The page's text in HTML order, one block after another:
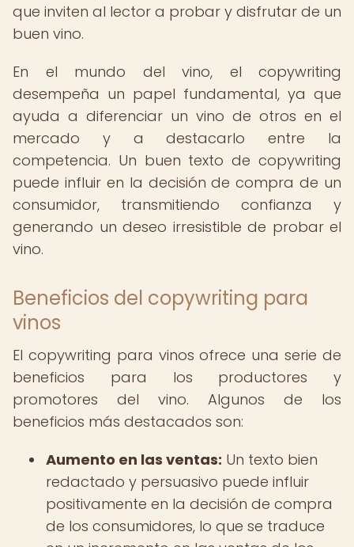
que inviten al lector a probar y disfrutar de un
buen vino.
En el mundo del vino, el copywriting
desempeña un papel fundamental, ya que
ayuda a diferenciar un vino de otros en el
mercado y a destacarlo entre la
competencia. Un buen texto de copywriting
puede influir en la decisión de compra de un
consumidor, transmitiendo confianza y
generando un deseo irresistible de probar el
vino.
Beneficios del copywriting para
vinos
El copywriting para vinos ofrece una serie de
beneficios para los productores y
promotores del vino. Algunos de los
beneficios más destacados son:
Aumento en las ventas: Un texto bien
redactado y persuasivo puede influir
positivamente en la decisión de compra
de los consumidores, lo que se traduce